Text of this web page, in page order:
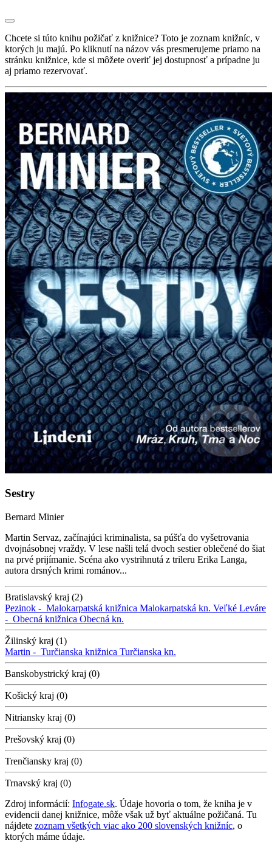
Chcete si túto knihu požičať z knižnice? Toto je zoznam knižníc, v
ktorých ju majú. Po kliknutí na názov vás presmerujeme priamo na
stránku knižnice, kde si môžete overiť jej dostupnosť a prípadne ju
aj priamo rezervovať.
Sestry
Bernard Minier
Martin Servaz, začínajúci kriminalista, sa púšťa do vyšetrovania
dvojnásobnej vraždy. V lese našli telá dvoch sestier oblečené do šiat
na prvé prijímanie. Scéna ako vystrihnutá z trileru Erika Langa,
autora drsných krimi románov...
Bratislavský kraj (2)
Pezinok - Malokarpatská knižnica Malokarpatská kn. Veľké Leváre
- Obecná knižnica Obecná kn.
Žilinský kraj (1)
Martin - Turčianska knižnica Turčianska kn.
Banskobystrický kraj (0)
Košický kraj (0)
Nitriansky kraj (0)
Prešovský kraj (0)
Trenčiansky kraj (0)
Trnavský kraj (0)
Zdroj informácií: Infogate.sk. Údaje hovoria o tom, že kniha je v
evidencii danej knižnice, môže však už byť aktuálne požičaná. Tu
nájdete zoznam všetkých viac ako 200 slovenských knižníc, o
ktorých máme údaje.